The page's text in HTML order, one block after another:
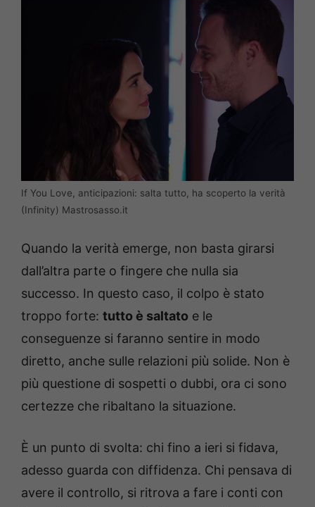
If You Love, anticipazioni: salta tutto, ha scoperto la verità
(Infinity) Mastrosasso.it
Quando la verità emerge, non basta girarsi
dall’altra parte o fingere che nulla sia
successo. In questo caso, il colpo è stato
troppo forte: tutto è saltato e le
conseguenze si faranno sentire in modo
diretto, anche sulle relazioni più solide. Non è
più questione di sospetti o dubbi, ora ci sono
certezze che ribaltano la situazione.
È un punto di svolta: chi fino a ieri si fidava,
adesso guarda con diffidenza. Chi pensava di
avere il controllo, si ritrova a fare i conti con